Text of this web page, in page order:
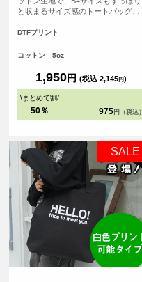
と収まるサイズ感のトートバッグで
ットタイプのトートバッグなので書
も持ち歩きにも便利なトートバッ
ゆったりかけて手を塞がず、老若男
女問わずご使用いただけます。
DTFプリント
コットン 5oz
1,950円 (税込 2,145円)
\まとめて割/
50％ 975 円（税込）
SALE